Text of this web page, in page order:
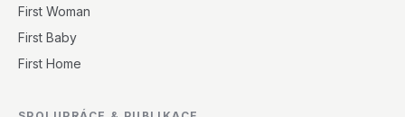
First Woman
First Baby
First Home